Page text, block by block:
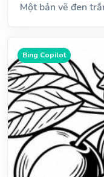
Một bản vẽ đen
Bing Copilot